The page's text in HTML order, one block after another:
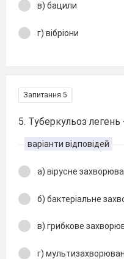
в) бацили
г) вібріони
Запитання 5
5. Туберкульоз легень
варіанти відповідей
а) вірусне
б) бактеріальне
в) грибкове
г)